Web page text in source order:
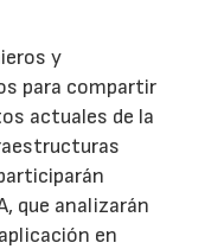
y
para compartir
actuales de la
que analizarán
en